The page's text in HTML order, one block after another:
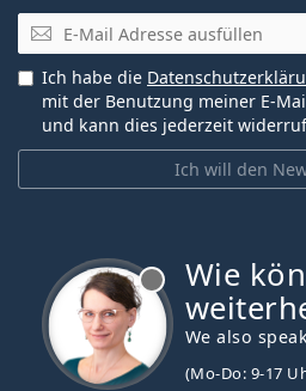
E-Mail
Ich will den
Ich habe die
mit der Benutzung meiner E-
und kann dies jederzeit
Wie
We also
(Mo-Do: 9-17